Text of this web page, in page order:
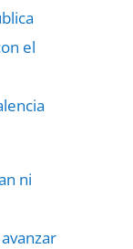
el
ni